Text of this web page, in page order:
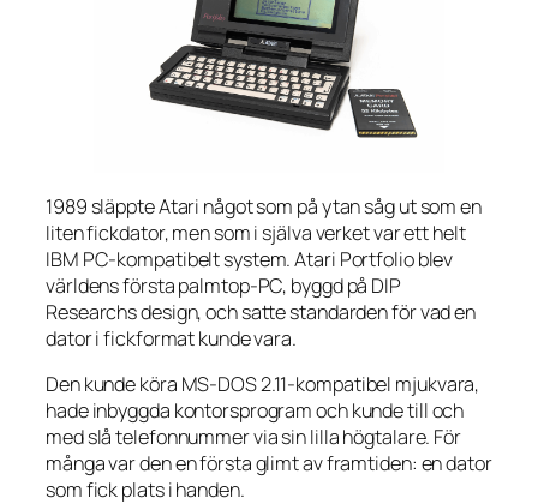
1989 släppte Atari något som på ytan såg ut som en
liten fickdator, men som i själva verket var ett helt
IBM PC-kompatibelt system. Atari Portfolio blev
världens första palmtop-PC, byggd på DIP
Researchs design, och satte standarden för vad en
dator i fickformat kunde vara.
Den kunde köra MS-DOS 2.11-kompatibel mjukvara,
hade inbyggda kontorsprogram och kunde till och
med slå telefonnummer via sin lilla högtalare. För
många var den en första glimt av framtiden: en dator
som fick plats i handen.